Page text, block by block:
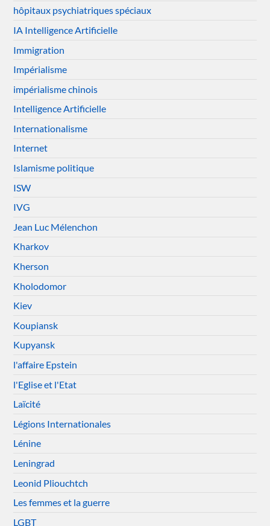
hôpitaux psychiatriques spéciaux
IA Intelligence Artificielle
Immigration
Impérialisme
impérialisme chinois
Intelligence Artificielle
Internationalisme
Internet
Islamisme politique
ISW
IVG
Jean Luc Mélenchon
Kharkov
Kherson
Kholodomor
Kiev
Koupiansk
Kupyansk
l'affaire Epstein
l'Eglise et l'Etat
Laïcité
Légions Internationales
Lénine
Leningrad
Leonid Pliouchtch
Les femmes et la guerre
LGBT